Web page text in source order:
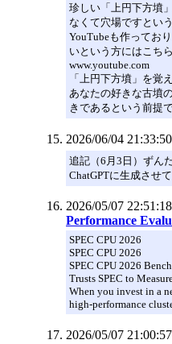
珍しい「上円下方墳
なくて穴場ですとい
YouTubeも作ってお
いという方にはこち
www.youtube.com
「上円下方墳」を覚
あなたの好きな古墳
きであるという前提
2026/06/04 21:33:50
追記（6月3日）ずん
ChatGPTに生成させ
2026/05/07 22:51:18
Performance
SPEC CPU 2026
SPEC CPU 2026
SPEC CPU 2026
Trusts SPEC to
When you invest in a
high-performance
2026/05/07 21:00:57